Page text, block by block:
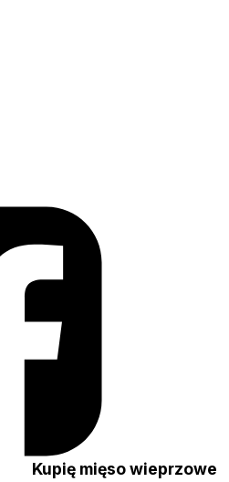
Kupię mięso wieprzowe